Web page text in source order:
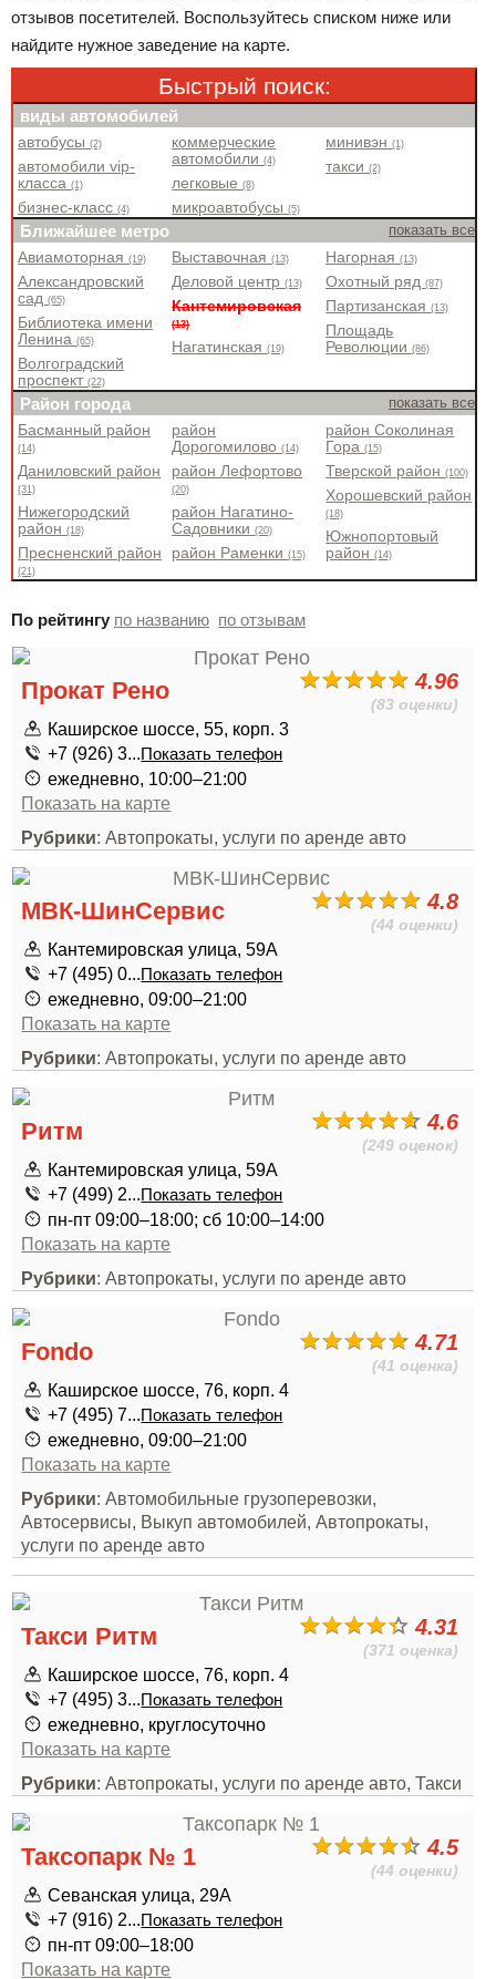
отзывов посетителей. Воспользуйтесь списком ниже или
найдите нужное заведение на карте.
Быстрый поиск:
виды автомобилей
автобусы(2)
автомобили vip-
класса(1)
бизнес-класс(4)
коммерческие
автомобили(4)
легковые(8)
микроавтобусы(5)
минивэн(1)
такси(2)
Ближайшее метро показать все
Авиамоторная(19)
Александровский
сад(65)
Библиотека имени
Ленина(65)
Волгоградский
проспект(22)
Выставочная(13)
Деловой центр(13)
Кантемировская
(13)
Нагатинская(19)
Нагорная(13)
Охотный ряд(87)
Партизанская(13)
Площадь
Революции(86)
Район города показать все
Басманный район
(14)
Даниловский район
(31)
Нижегородский
район(18)
Пресненский район
(21)
район
Дорогомилово(14)
район Лефортово
(20)
район Нагатино-
Садовники(20)
район Раменки(15)
район Соколиная
Гора(15)
Тверской район(100)
Хорошевский район
(18)
Южнопортовый
район(14)
По рейтингу по названию по отзывам
4.96
(83 оценки)
Прокат Рено
Каширское шоссе, 55, корп. 3
+7 (926) 3...Показать телефон
ежедневно, 10:00–21:00
Показать на карте
Рубрики: Автопрокаты, услуги по аренде авто
4.8
(44 оценки)
МВК-ШинСервис
Кантемировская улица, 59А
+7 (495) 0...Показать телефон
ежедневно, 09:00–21:00
Показать на карте
Рубрики: Автопрокаты, услуги по аренде авто
4.6
(249 оценок)
Ритм
Кантемировская улица, 59А
+7 (499) 2...Показать телефон
пн-пт 09:00–18:00; сб 10:00–14:00
Показать на карте
Рубрики: Автопрокаты, услуги по аренде авто
4.71
(41 оценка)
Fondo
Каширское шоссе, 76, корп. 4
+7 (495) 7...Показать телефон
ежедневно, 09:00–21:00
Показать на карте
Рубрики: Автомобильные грузоперевозки,
Автосервисы, Выкуп автомобилей, Автопрокаты,
услуги по аренде авто
4.31
(371 оценка)
Такси Ритм
Каширское шоссе, 76, корп. 4
+7 (495) 3...Показать телефон
ежедневно, круглосуточно
Показать на карте
Рубрики: Автопрокаты, услуги по аренде авто, Такси
4.5
(44 оценки)
Таксопарк № 1
Севанская улица, 29А
+7 (916) 2...Показать телефон
пн-пт 09:00–18:00
Показать на карте